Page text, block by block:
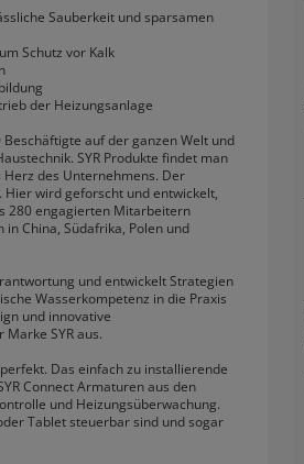
Sauberkeit und sparsamen
Schutz vor Kalk
der Heizungsanlage
auf der ganzen Welt und
SYR Produkte findet man
des Unternehmens. Der
wird geforscht und entwickelt,
280 engagierten Mitarbeitern
China, Südafrika, Polen und
und entwickelt Strategien
Wasserkompetenz in die Praxis
und innovative
SYR aus.
Das einfach zu installierende
Connect Armaturen aus den
und Heizungsüberwachung.
Tablet steuerbar sind und sogar